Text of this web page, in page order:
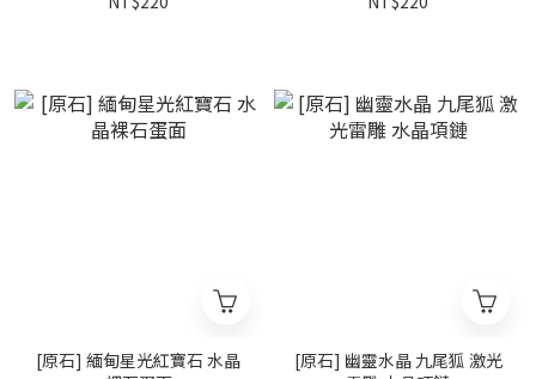
[原石] 緬甸星光紅寶石 水晶
[原石] 幽靈水晶 九尾狐 激光